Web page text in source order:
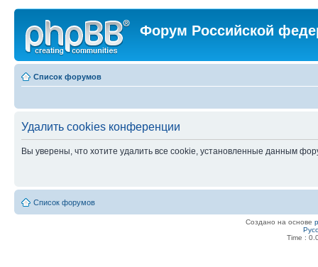
Форум Российской
Список форумов
Удалить cookies конференции
Вы уверены, что хотите удалить все cookie, установленные данным
Список форумов
Создано на основе
Time :